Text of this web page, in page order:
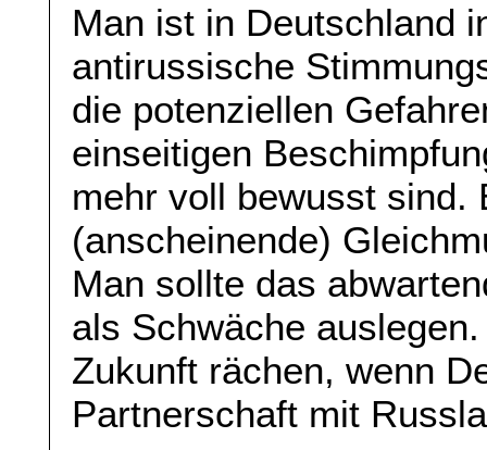
Man ist in Deutschland
antirussische
die potenziellen
einseitigen
mehr voll bewusst sind.
(anscheinende)
Man sollte das
als Schwäche
Zukunft rächen, wenn
Partnerschaft mit